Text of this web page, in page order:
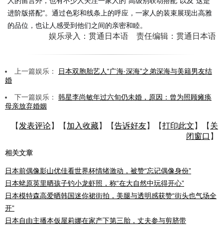
进阶版搭配”。通过色彩和线条上的呼应，一家人的装束展现出高雅
的品位，也让人感受到他们之间的亲密和睦。
娱乐录入：贯通日本语 责任编辑：贯通日本语
上一篇娱乐：
日本双胞胎艺人“广海·深海”之弟深海与美籍男友结
婚
下一篇娱乐： 韩星李尚敏年过六旬仍未婚，原因：曾为照顾瘫痪
母亲放弃婚姻
【 发表评论】【 加入收藏】【告诉好友】【打印此文 】【 关
闭窗口 】
相关文章
日本前偶像影山优佳看世界杯情绪激动，被赞“忘记偶像身份”
日本蛯原英里晒孩子钓小龙虾照，称“在大自然中玩得开心”
日本模特森高爱晒韩国迷你裙街拍，美腿与透明感获赞“街头也气场全
开”
日本自由主播本仮屋莉娜在家产下第三胎，丈夫参与剪脐带